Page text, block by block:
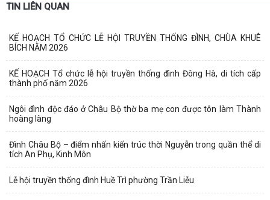
TIN LIÊN QUAN
KẾ HOẠCH TỔ CHỨC LỄ HỘI TRUYỀN THỐNG ĐÌNH, CHÙA KHUÊ
BÍCH NĂM 2026
KẾ HOẠCH Tổ chức lễ hội truyền thống đình Đông Hà, di tích cấp
thành phố năm 2026
Ngôi đình độc đáo ở Châu Bộ thờ ba mẹ con được tôn làm Thành
hoàng làng
Đình Châu Bộ – điểm nhấn kiến trúc thời Nguyễn trong quần thể di
tích An Phụ, Kinh Môn
Lễ hội truyền thống đình Huề Trì phường Trần Liễu